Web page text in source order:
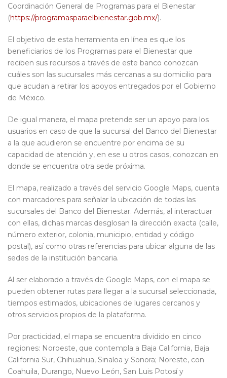
Coordinación General de Programas para el Bienestar
(https://programasparaelbienestar.gob.mx/).
El objetivo de esta herramienta en línea es que los
beneficiarios de los Programas para el Bienestar que
reciben sus recursos a través de este banco conozcan
cuáles son las sucursales más cercanas a su domicilio para
que acudan a retirar los apoyos entregados por el Gobierno
de México.
De igual manera, el mapa pretende ser un apoyo para los
usuarios en caso de que la sucursal del Banco del Bienestar
a la que acudieron se encuentre por encima de su
capacidad de atención y, en ese u otros casos, conozcan en
donde se encuentra otra sede próxima.
El mapa, realizado a través del servicio Google Maps, cuenta
con marcadores para señalar la ubicación de todas las
sucursales del Banco del Bienestar. Además, al interactuar
con ellas, dichas marcas desglosan la dirección exacta (calle,
número exterior, colonia, municipio, entidad y código
postal), así como otras referencias para ubicar alguna de las
sedes de la institución bancaria.
Al ser elaborado a través de Google Maps, con el mapa se
pueden obtener rutas para llegar a la sucursal seleccionada,
tiempos estimados, ubicaciones de lugares cercanos y
otros servicios propios de la plataforma.
Por practicidad, el mapa se encuentra dividido en cinco
regiones: Noroeste, que contempla a Baja California, Baja
California Sur, Chihuahua, Sinaloa y Sonora; Noreste, con
Coahuila, Durango, Nuevo León, San Luis Potosí y